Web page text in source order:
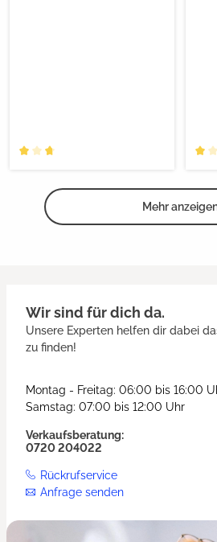
Mehr
Wir sind für dich da.
Unsere Experten helfen dir dabei
zu finden!
Montag - Freitag: 06:00 bis 16:00
Samstag: 07:00 bis 12:00 Uhr
Verkaufsberatung:
0720 204022
Rückrufservice
Anfrage senden